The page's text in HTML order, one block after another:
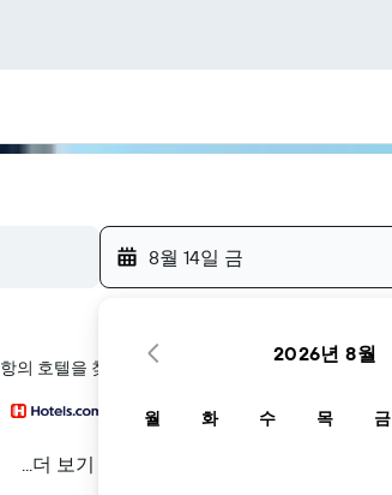
8월 14일 금
의 호텔을 찾아 드립니다
...더 보기
2026년 8월
월 화 수 목 금